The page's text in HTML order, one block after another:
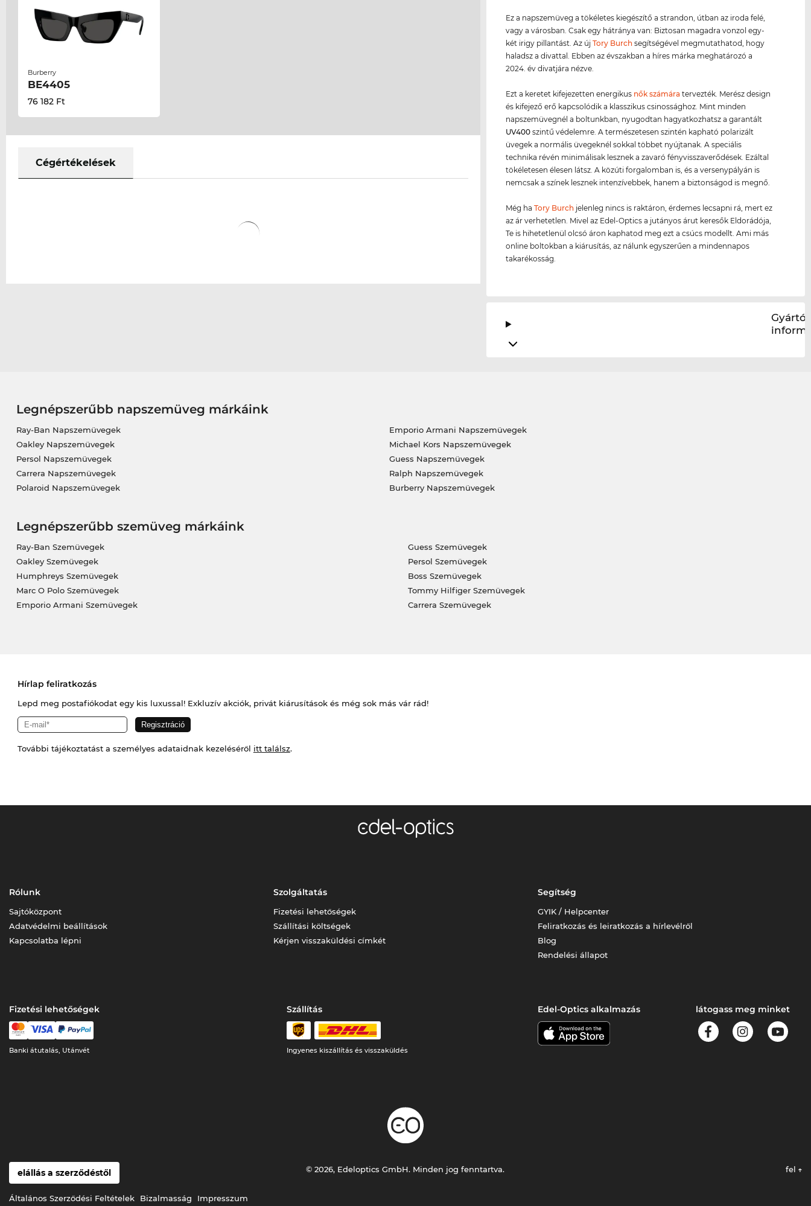
Burberry
BE4405
76 182 Ft
Cégértékelések
Ez a napszemüveg a tökéletes kiegészítő a strandon, útban az iroda felé,
vagy a városban. Csak egy hátránya van: Biztosan magadra vonzol egy-
két irigy pillantást. Az újTory Burch segítségével megmutathatod, hogy
haladsz a divattal. Ebben az évszakban a híres márka meghatározó a
2024. év divatjára nézve.
Ezt a keretet kifejezetten energikus nők számára tervezték. Merész design
és kifejező erő kapcsolódik a klasszikus csinossághoz. Mint minden
napszemüvegnél a boltunkban, nyugodtan hagyatkozhatsz a garantált
UV400 szintű védelemre. A természetesen szintén kapható polarizált
üvegek a normális üvegeknél sokkal többet nyújtanak. A speciális
technika révén minimálisak lesznek a zavaró fényvisszaverődések. Ezáltal
tökéletesen élesen látsz. A közúti forgalomban is, és a versenypályán is
nemcsak a színek lesznek intenzívebbek, hanem a biztonságod is megnő.
Még haTory Burch jelenleg nincs is raktáron, érdemes lecsapni rá, mert ez
az ár verhetetlen. Mivel az Edel-Optics a jutányos árut keresők Eldorádója,
Te is hihetetlenül olcsó áron kaphatod meg ezt a csúcs modellt. Ami más
online boltokban a kiárusítás, az nálunk egyszerűen a mindennapos
takarékosság.
Gyártói
Legnépszerűbb napszemüveg márkáink
Ray-Ban Napszemüvegek
Oakley Napszemüvegek
Persol Napszemüvegek
Carrera Napszemüvegek
Polaroid Napszemüvegek
Emporio Armani Napszemüvegek
Michael Kors Napszemüvegek
Guess Napszemüvegek
Ralph Napszemüvegek
Burberry Napszemüvegek
Legnépszerűbb szemüveg márkáink
Ray-Ban Szemüvegek
Oakley Szemüvegek
Humphreys Szemüvegek
Marc O Polo Szemüvegek
Emporio Armani Szemüvegek
Guess Szemüvegek
Persol Szemüvegek
Boss Szemüvegek
Tommy Hilfiger Szemüvegek
Carrera Szemüvegek
Hírlap feliratkozás
Lepd meg postafiókodat egy kis luxussal! Exkluzív akciók, privát kiárusítások és még sok más vár rád!
További tájékoztatást a személyes adataidnak kezeléséről itt találsz.
Rólunk
Sajtóközpont
Adatvédelmi beállítások
Kapcsolatba lépni
Szolgáltatás
Fizetési lehetőségek
Szállítási költségek
Kérjen visszaküldési címkét
Segítség
GYIK / Helpcenter
Feliratkozás és leiratkozás a hírlevélről
Blog
Rendelési állapot
Fizetési lehetőségek
Banki átutalás, Utánvét
Szállítás
Ingyenes kiszállítás és visszaküldés
Edel-Optics alkalmazás látogass meg minket
elállás a szerződéstől
Általános Szerződési Feltételek Bizalmasság Impresszum
© 2026, Edeloptics GmbH. Minden jog fenntartva. fel